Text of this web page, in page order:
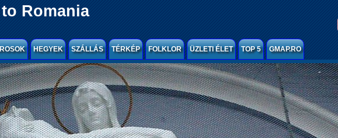
Romania
HEGYEK SZÁLLÁS TÉRKÉP FOLKLOR ÜZLETI ÉLET TOP 5 GMAP.RO